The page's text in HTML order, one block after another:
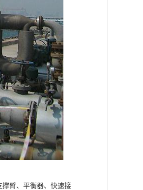
臂、平衡器、快速接